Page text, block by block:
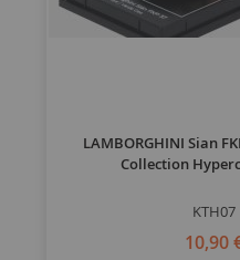
LAMBORGHINI Sian
Collection
KTH07
10,90